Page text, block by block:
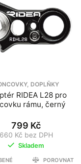
DOPLŇKY
RIDEA L28 pro
rámu, černý
799 Kč
660 Kč bez DPH
Skladem
POROVNAT